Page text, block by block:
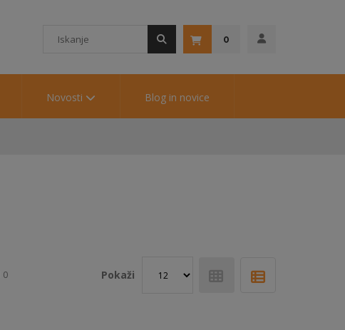
0
Novosti Blog in novice
0 Pokaži